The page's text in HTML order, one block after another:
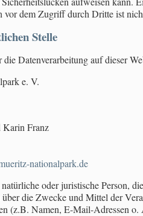
vor dem Zugriff durch Dritte ist
Stelle
Datenverarbeitung auf dieser
e. V.
Karin Franz
nationalpark.de
oder juristische Person,
über die Zwecke und Mittel der
(z.B. Namen, E-Mail-Adressen o.